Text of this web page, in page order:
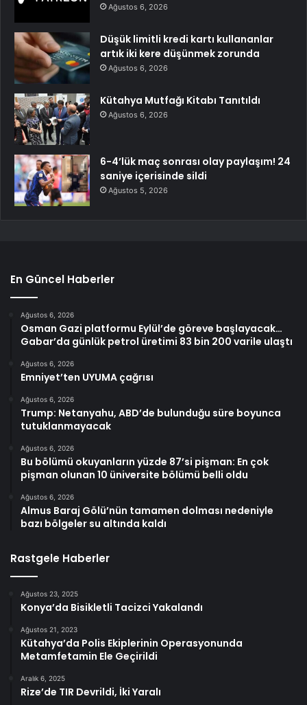
Ağustos 6, 2026
Düşük limitli kredi kartı kullananlar
artık iki kere düşünmek zorunda
Ağustos 6, 2026
Kütahya Mutfağı Kitabı Tanıtıldı
Ağustos 6, 2026
6-4’lük maç sonrası olay paylaşım! 24
saniye içerisinde sildi
Ağustos 5, 2026
En Güncel Haberler
Ağustos 6, 2026
Osman Gazi platformu Eylül’de göreve başlayacak…
Gabar’da günlük petrol üretimi 83 bin 200 varile ulaştı
Ağustos 6, 2026
Emniyet’ten UYUMA çağrısı
Ağustos 6, 2026
Trump: Netanyahu, ABD’de bulunduğu süre boyunca
tutuklanmayacak
Ağustos 6, 2026
Bu bölümü okuyanların yüzde 87’si pişman: En çok
pişman olunan 10 üniversite bölümü belli oldu
Ağustos 6, 2026
Almus Baraj Gölü’nün tamamen dolması nedeniyle
bazı bölgeler su altında kaldı
Rastgele Haberler
Ağustos 23, 2025
Konya’da Bisikletli Tacizci Yakalandı
Ağustos 21, 2023
Kütahya’da Polis Ekiplerinin Operasyonunda
Metamfetamin Ele Geçirildi
Aralık 6, 2025
Rize’de TIR Devrildi, İki Yaralı